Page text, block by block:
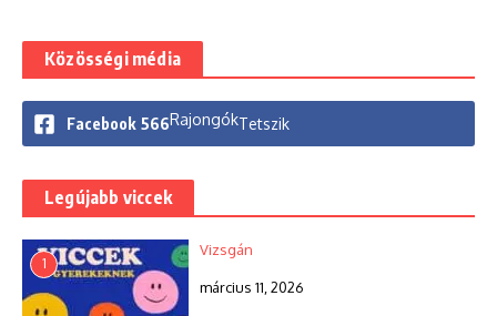
Közösségi média
Facebook 566RajongókTetszik
Legújabb viccek
1
Vizsgán
március 11, 2026